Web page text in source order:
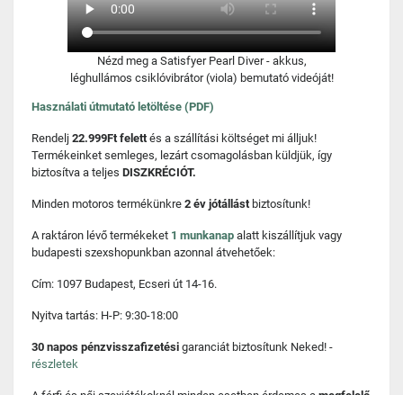
Nézd meg a Satisfyer Pearl Diver - akkus,
léghullámos csiklóvibrátor (viola) bemutató videóját!
Használati útmutató letöltése (PDF)
Rendelj 22.999Ft felettés a szállítási költséget mi álljuk!
Termékeinket semleges, lezárt csomagolásban küldjük, így
biztosítva a teljes DISZKRÉCIÓT.
Minden motoros termékünkre 2 év jótállást biztosítunk!
A raktáron lévő termékeket 1 munkanap alatt kiszállítjuk vagy
budapesti szexshopunkban azonnal átvehetőek:
Cím: 1097 Budapest, Ecseri út 14-16.
Nyitva tartás: H-P: 9:30-18:00
30 napos pénzvisszafizetési garanciát biztosítunk Neked! -
részletek